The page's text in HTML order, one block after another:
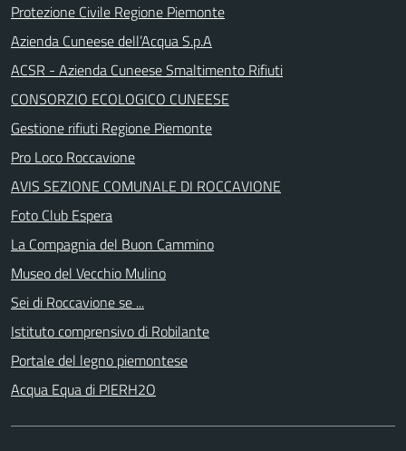
Protezione Civile Regione Piemonte
Azienda Cuneese dell’Acqua S.p.A
ACSR - Azienda Cuneese Smaltimento Rifiuti
CONSORZIO ECOLOGICO CUNEESE
Gestione rifiuti Regione Piemonte
Pro Loco Roccavione
AVIS SEZIONE COMUNALE DI ROCCAVIONE
Foto Club Espera
La Compagnia del Buon Cammino
Museo del Vecchio Mulino
Sei di Roccavione se ...
Istituto comprensivo di Robilante
Portale del legno piemontese
Acqua Equa di PIERH2O